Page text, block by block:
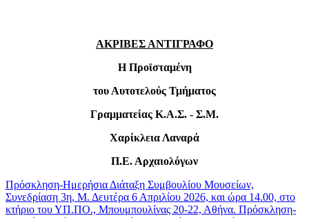
ΑΚΡΙΒΕΣ ΑΝΤΙΓΡΑΦΟ
Η Προϊσταμένη
του Αυτοτελούς Τμήματος
Γραμματείας Κ.Α.Σ. - Σ.Μ.
Χαρίκλεια Λαναρά
Π.Ε. Αρχαιολόγων
Πρόσκληση-Ημερήσια Διάταξη Συμβουλίου Μουσείων,
Συνεδρίαση 3η, Μ. Δευτέρα 6 Απριλίου 2026, και ώρα 14.00, στο
κτήριο του ΥΠ.ΠΟ., Μπουμπουλίνας 20-22, Αθήνα. Πρόσκληση-